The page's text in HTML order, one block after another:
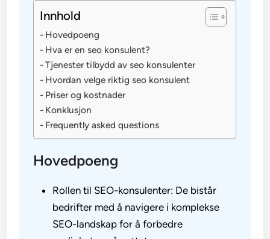
Innhold
Hovedpoeng
Hva er en seo konsulent?
Tjenester tilbydd av seo konsulenter
Hvordan velge riktig seo konsulent
Priser og kostnader
Konklusjon
Frequently asked questions
Hovedpoeng
Rollen til SEO-konsulenter: De bistår
bedrifter med å navigere i komplekse
SEO-landskap for å forbedre